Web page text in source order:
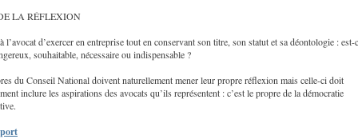
LA RÉFLEXION
l’avocat d’exercer en entreprise tout en conservant son titre, son statut et sa déontologie : est-
souhaitable, nécessaire ou indispensable ?
du Conseil National doivent naturellement mener leur propre réflexion mais celle-ci doit
inclure les aspirations des avocats qu’ils représentent : c’est le propre de la démocratie